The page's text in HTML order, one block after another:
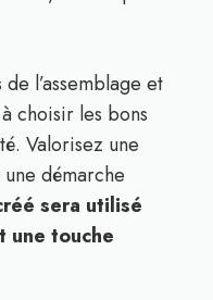
de l’assemblage et
choisir les bons
Valorisez une
démarche
sera utilisé
une touche